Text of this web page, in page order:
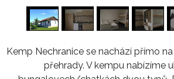
Kemp Nechranice se nachází přímo
přehrady. V kempu nabízíme